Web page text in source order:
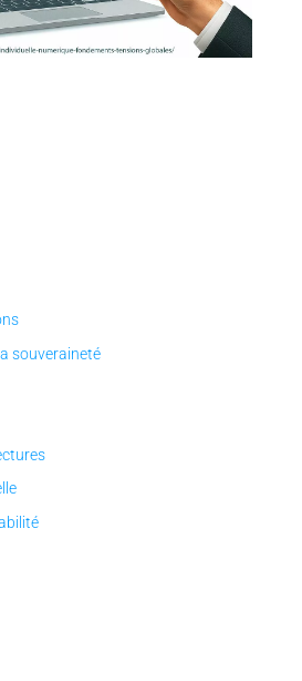
par la conception et la liberté
ses secrets.
souveraineté